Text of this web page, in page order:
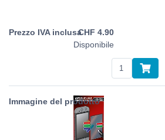
CHF 4.90
Disponibile